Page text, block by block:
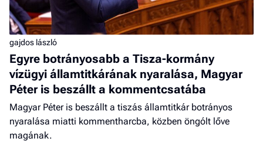
gajdos lászló
Egyre botrányosabb a Tisza-kormány
vízügyi államtitkárának nyaralása, Magyar
Péter is beszállt a kommentcsatába
Magyar Péter is beszállt a tiszás államtitkár botrányos
nyaralása miatti kommentharcba, közben öngólt lőve
magának.